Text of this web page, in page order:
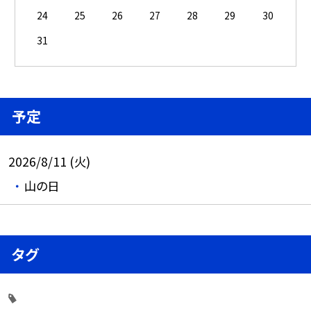
24
25 26 27 28 29
30
31
予定
2026/8/11 (火)
山の日
タグ